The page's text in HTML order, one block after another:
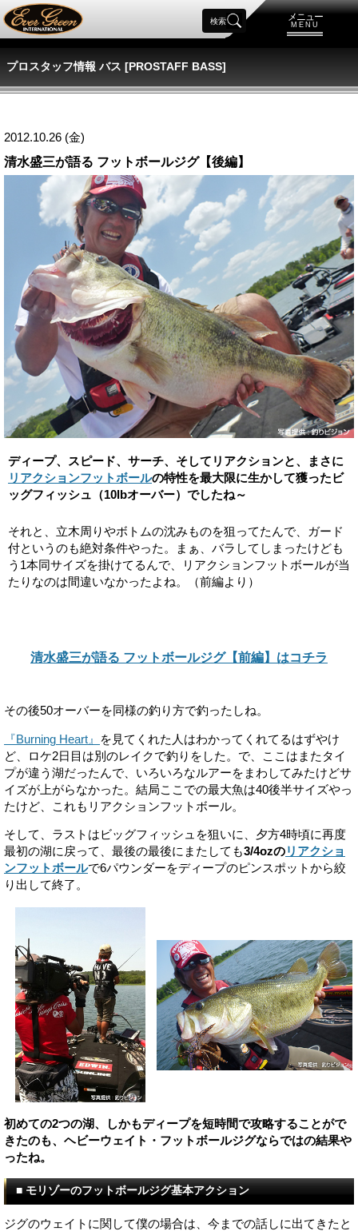
メニュー
MENU
検索
プロスタッフ情報 バス [PROSTAFF BASS]
2012.10.26 (金)
清水盛三が語る フットボールジグ【後編】
ディープ、スピード、サーチ、そしてリアクションと、まさに
リアクションフットボールの特性を最大限に生かして獲ったビ
ッグフィッシュ（10lbオーバー）でしたね～
それと、立木周りやボトムの沈みものを狙ってたんで、ガード
付というのも絶対条件やった。まぁ、バラしてしまったけども
う1本同サイズを掛けてるんで、リアクションフットボールが当
たりなのは間違いなかったよね。（前編より）
清水盛三が語る フットボールジグ【前編】はコチラ
その後50オーバーを同様の釣り方で釣ったしね。
『Burning Heart』
を見てくれた人はわかってくれてるはずやけ
ど、ロケ2日目は別のレイクで釣りをした。で、ここはまたタイ
プが違う湖だったんで、いろいろなルアーをまわしてみたけどサ
イズが上がらなかった。結局ここでの最大魚は40後半サイズやっ
たけど、これもリアクションフットボール。
そして、ラストはビッグフィッシュを狙いに、夕方4時頃に再度
最初の湖に戻って、最後の最後にまたしても3/4ozのリアクショ
ンフットボールで6パウンダーをディープのピンスポットから絞
り出して終了。
初めての2つの湖、しかもディープを短時間で攻略することがで
きたのも、ヘビーウェイト・フットボールジグならではの結果や
ったね。
■ モリゾーのフットボールジグ基本アクション
ジグのウェイトに関して僕の場合は、今までの話しに出てきたと